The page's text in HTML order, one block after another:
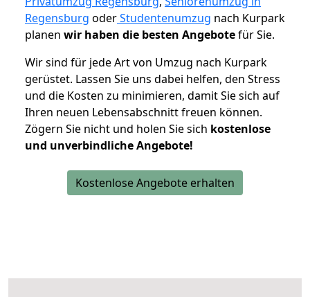
Regensburg oderStudentenumzug nach Kurpark
planen wir haben die besten Angebotefür Sie.
Wir sind für jede Art von Umzug nach Kurpark
gerüstet. Lassen Sie uns dabei helfen, den Stress
und die Kosten zu minimieren, damit Sie sich auf
Ihren neuen Lebensabschnitt freuen können.
Zögern Sie nicht und holen Sie sich kostenlose
und unverbindliche Angebote!
Kostenlose Angebote erhalten